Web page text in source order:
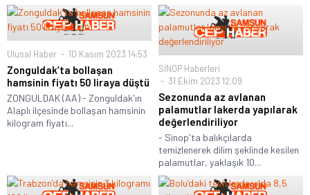
Ulusal Haber 10 Kasım 2023 14:53
Zonguldak’ta bollaşan
hamsinin fiyatı 50 liraya düştü
ZONGULDAK (AA) - Zonguldak'ın
Alaplı ilçesinde bollaşan hamsinin
kilogram fiyatı...
SİNOP Haberleri
31 Ekim 2023 12:09
Sezonunda az avlanan
palamutlar lakerda yapılarak
değerlendiriliyor
- Sinop'ta balıkçılarda
temizlenerek dilim şeklinde kesilen
palamutlar, yaklaşık 10...